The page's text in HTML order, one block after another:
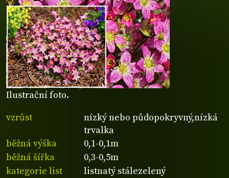
Ilustrační foto.
vzrůst
nízký nebo půdopokryvný,nízká
trvalka
běžná výška
0,1-0,1m
běžná šířka
0,3-0,5m
kategorie list
listnatý stálezelený